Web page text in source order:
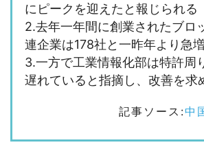
にピークを迎えたと報じられる
2.去年一年間に創業されたブロ
連企業は178社と一昨年より急増
3.一方で工業情報化部は特許周
遅れていると指摘し、改善を求
記事ソース:中